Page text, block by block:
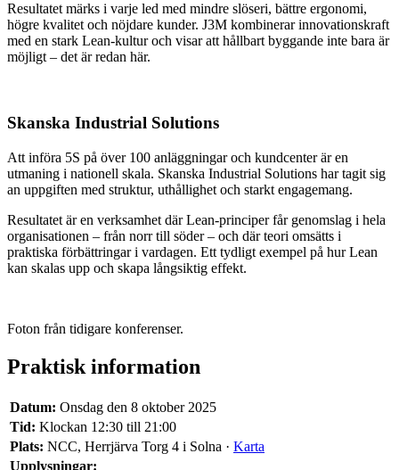
Resultatet märks i varje led med mindre slöseri, bättre ergonomi,
högre kvalitet och nöjdare kunder. J3M kombinerar innovationskraft
med en stark Lean-kultur och visar att hållbart byggande inte bara är
möjligt – det är redan här.
Skanska Industrial Solutions
Att införa 5S på över 100 anläggningar och kundcenter är en
utmaning i nationell skala. Skanska Industrial Solutions har tagit sig
an uppgiften med struktur, uthållighet och starkt engagemang.
Resultatet är en verksamhet där Lean-principer får genomslag i hela
organisationen – från norr till söder – och där teori omsätts i
praktiska förbättringar i vardagen. Ett tydligt exempel på hur Lean
kan skalas upp och skapa långsiktig effekt.
Foton från tidigare konferenser.
Praktisk information
Datum: Onsdag den 8 oktober 2025
Tid: Klockan 12:30 till 21:00
Plats: NCC, Herrjärva Torg 4 i Solna · Karta
Upplysningar: